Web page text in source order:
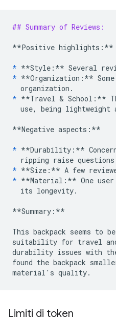
## Summary of Reviews:
**Positive highlights:**
* **Style:**
* **Organization:**
* **Travel & School:**
use, being lightweight
**Negative aspects:**
* **Durability:**
* **Size:**
* **Material:** One
  its longevity.
**Summary:**
This backpack seems to
suitability for travel and
durability issues with
found the backpack
Limiti di token